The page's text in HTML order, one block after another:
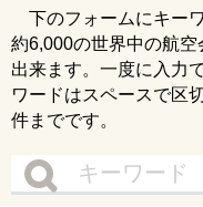
下のフォームにキー
約6,000の世界中の航
出来ます。一度に入力
ワードはスペースで区
件までです。